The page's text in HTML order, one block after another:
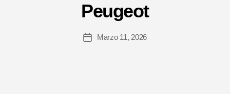
Peugeot
DataMarzo 11, 2026